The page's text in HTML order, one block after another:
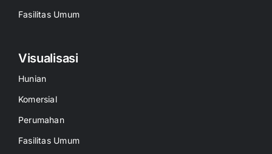
Fasilitas Umum
Visualisasi
Hunian
Komersial
Perumahan
Fasilitas Umum